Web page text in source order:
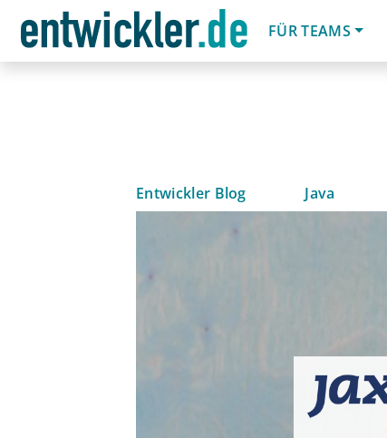
FÜR TEAMS
Entwickler Blog Java